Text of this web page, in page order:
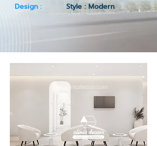
Design :
Style : Modern